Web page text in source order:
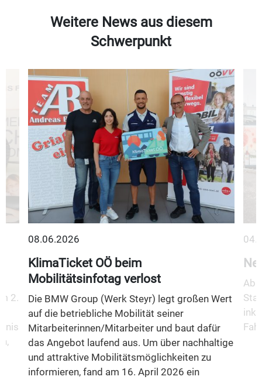
Weitere News aus diesem
Schwerpunkt
2.
08.06.2026
KlimaTicket OÖ beim
Mobilitätsinfotag verlost
Die BMW Group (Werk Steyr) legt großen Wert
auf die betriebliche Mobilität seiner
Mitarbeiterinnen/Mitarbeiter und baut dafür
das Angebot laufend aus. Um über nachhaltige
und attraktive Mobilitätsmöglichkeiten zu
informieren, fand am 16. April 2026 ein
Ab